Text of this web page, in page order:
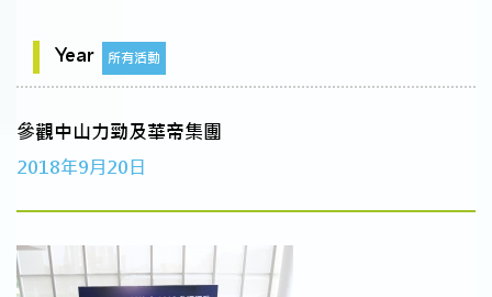
Year 所有活動
參觀中山力勁及華帝集團
2018年9月20日